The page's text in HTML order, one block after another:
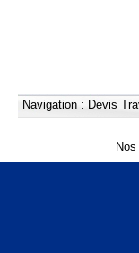
Navigation : Devis